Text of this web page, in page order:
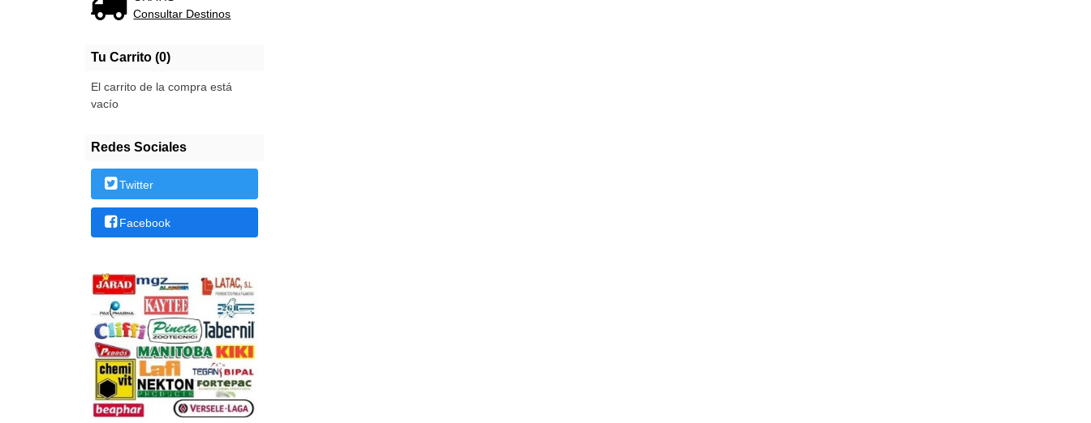
Consultar Destinos
Tu Carrito (0)
El carrito de la compra está
vacío
Redes Sociales
Twitter
Facebook